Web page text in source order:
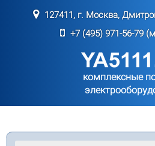
127411, г. Москва,
+7 (495) 971-56-79
комплексные